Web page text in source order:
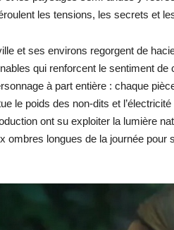
les tensions, les secrets et
et ses environs regorgent de
qui renforcent le sentiment de
à part entière : chaque
le poids des non-dits et
ont su exploiter la lumière
longues de la journée pour